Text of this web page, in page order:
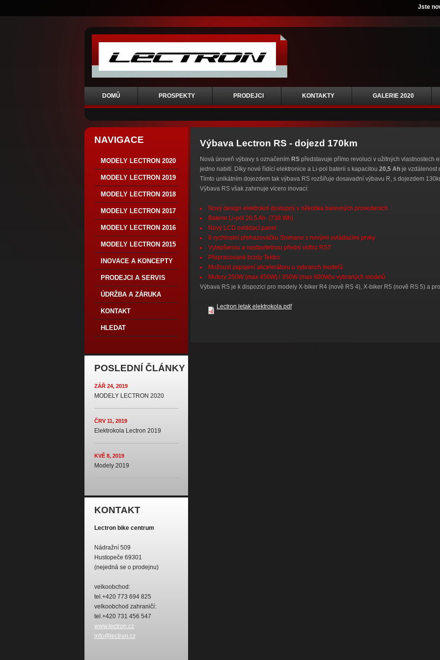
Jste
DOMŮ PROSPEKTY PRODEJCI KONTAKTY GALERIE 2020
NAVIGACE
MODELY LECTRON 2020
MODELY LECTRON 2019
MODELY LECTRON 2018
MODELY LECTRON 2017
MODELY LECTRON 2016
MODELY LECTRON 2015
INOVACE A KONCEPTY
PRODEJCI A SERVIS
ÚDRŽBA A ZÁRUKA
KONTAKT
HLEDAT
POSLEDNÍ ČLÁNKY
ZÁŘ 24, 2019
MODELY LECTRON 2020
ČRV 11, 2019
Elektrokola Lectron 2019
KVĚ 8, 2019
Modely 2019
KONTAKT
Lectron bike centrum
Nádražní 509
Hustopeče 69301
(nejedná se o prodejnu)
velkoobchod:
tel.+420 773 694 825
velkoobchod zahraničí:
tel.+420 731 456 547
www.lectron.cz
info@lectron.cz
Výbava Lectron RS - dojezd 170km
Nová úroveň výbavy s označením RS představuje přímo revoluci v užitných vlastnostech
jedno nabití. Díky nové řídící elektronice a Li-pol baterii s kapacitou 20,5 Ah je vzdálenost
Tímto unikátním dojezdem tak výbava RS rozšiřuje dosavadní výbavu R, s dojezdem
Výbava RS však zahrnuje vícero inovací:
Nový design elektrokol dostupný v několika barevných provedeních
Baterie Li-pol 20,5 Ah (738 Wh)
Nový LCD ovládací panel
8-rychlostní přehazovačku Shimano s novými ovládacími prvky
Vylepšenou a nastavitelnou přední vidlici RST
Přepracované brzdy Tektro
Možnost zapojení akcelerátoru u vybranch modelů
Motory 250W (max 450W) i 350W (max 600W)u vybraných modelů
Výbava RS je k dispozici pro modely X-biker R4 (nově RS 4), X-biker R5 (nově RS 5) a
Lectron letak elektrokola.pdf